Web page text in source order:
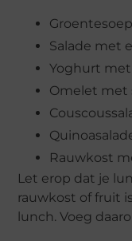
Salade met
Yoghurt
Omelet met
Rauwkost
Let erop dat je
rauwkost of fruit
lunch. Voeg